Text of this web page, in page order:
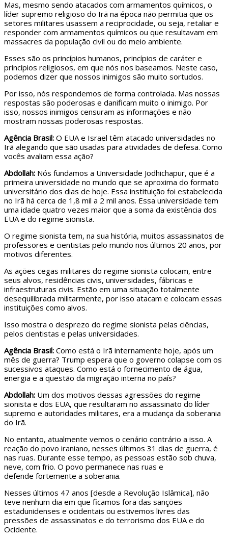
Mas, mesmo sendo atacados com armamentos químicos, o
líder supremo religioso do Irã na época não permitia que os
setores militares usassem a reciprocidade, ou seja, retaliar e
responder com armamentos químicos ou que resultavam em
massacres da população civil ou do meio ambiente.
Esses são os princípios humanos, princípios de caráter e
princípios religiosos, em que nós nos baseamos. Neste caso,
podemos dizer que nossos inimigos são muito sortudos.
Por isso, nós respondemos de forma controlada. Mas nossas
respostas são poderosas e danificam muito o inimigo. Por
isso, nossos inimigos censuram as informações e não
mostram nossas poderosas respostas.
Agência Brasil: O EUA e Israel têm atacado universidades no
Irã alegando que são usadas para atividades de defesa. Como
vocês avaliam essa ação?
Abdollah: Nós fundamos a Universidade Jodhichapur, que é a
primeira universidade no mundo que se aproxima do formato
universitário dos dias de hoje. Essa instituição foi estabelecida
no Irã há cerca de 1,8 mil a 2 mil anos. Essa universidade tem
uma idade quatro vezes maior que a soma da existência dos
EUA e do regime sionista.
O regime sionista tem, na sua história, muitos assassinatos de
professores e cientistas pelo mundo nos últimos 20 anos, por
motivos diferentes.
As ações cegas militares do regime sionista colocam, entre
seus alvos, residências civis, universidades, fábricas e
infraestruturas civis. Estão em uma situação totalmente
desequilibrada militarmente, por isso atacam e colocam essas
instituições como alvos.
Isso mostra o desprezo do regime sionista pelas ciências,
pelos cientistas e pelas universidades.
Agência Brasil: Como está o Irã internamente hoje, após um
mês de guerra? Trump espera que o governo colapse com os
sucessivos ataques. Como está o fornecimento de água,
energia e a questão da migração interna no país?
Abdollah: Um dos motivos dessas agressões do regime
sionista e dos EUA, que resultaram no assassinato do líder
supremo e autoridades militares, era a mudança da soberania
do Irã.
No entanto, atualmente vemos o cenário contrário a isso. A
reação do povo iraniano, nesses últimos 31 dias de guerra, é
nas ruas. Durante esse tempo, as pessoas estão sob chuva,
neve, com frio. O povo permanece nas ruas e
defende fortemente a soberania.
Nesses últimos 47 anos [desde a Revolução Islâmica], não
teve nenhum dia em que ficamos fora das sanções
estadunidenses e ocidentais ou estivemos livres das
pressões de assassinatos e do terrorismo dos EUA e do
Ocidente.